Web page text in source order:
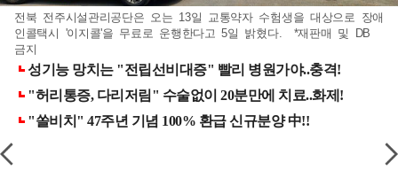
전북 전주시설관리공단은 오는 13일 교통약자 수험생을 대상으로 장애
인콜택시 '이지콜'을 무료로 운행한다고 5일 밝혔다. *재판매 및 DB
금지